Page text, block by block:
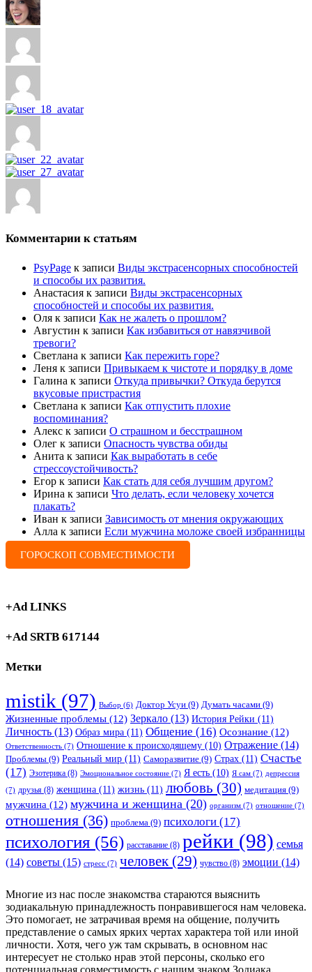
Комментарии к статьям
PsyPage к записи Виды экстрасенсорных способностей
и способы их развития.
Анастасия к записи Виды экстрасенсорных
способностей и способы их развития.
Оля к записи Как не жалеть о прошлом?
Августин к записи Как избавиться от навязчивой
тревоги?
Светлана к записи Как пережить горе?
Леня к записи Привыкаем к чистоте и порядку в доме
Галина к записи Откуда привычки? Откуда берутся
вкусовые пристрастия
Светлана к записи Как отпустить плохие
воспоминания?
Алекс к записи О страшном и бесстрашном
Олег к записи Опасность чувства обиды
Анита к записи Как выработать в себе
стрессоустойчивость?
Егор к записи Как стать для себя лучшим другом?
Ирина к записи Что делать, если человеку хочется
плакать?
Иван к записи Зависимость от мнения окружающих
Алла к записи Если мужчина моложе своей избранницы
ГОРОСКОП СОВМЕСТИМОСТИ
+Ad LINKS
+Ad SRTB 617144
Метки
mistik (97) Выбор (6) Доктор Усуи (9) Думать часами (9)
Жизненные проблемы (12) Зеркало (13) История Рейки (11)
Личность (13) Образ мира (11) Общение (16) Осознание (12)
Ответственность (7) Отношение к происходящему (10) Отражение (14)
Проблемы (9) Реальный мир (11) Саморазвитие (9) Страх (11) Счастье
(17) Эзотерика (8) Эмоциональное состояние (7) Я есть (10) Я сам (7) депрессия
(7) друзья (8) женщина (11) жизнь (11) любовь (30) медитация (9)
мужчина (12) мужчина и женщина (20) организм (7) отношение (7)
отношения (36) проблема (9) психологи (17)
психология (56) расставание (8) рейки (98) семья
(14) советы (15) стресс (7) человек(29) чувство (8) эмоции (14)
Многие из нас после знакомства стараются выяснить
зодиакальную принадлежность понравившегося нам человека.
Это помогает, не затрачивая время на общение, получить
представление о самых ярких чертах характера той или иной
личности. Хотя, чего уж там скрывать, в основном нас
интересует не столько нрав этой персоны, сколько его